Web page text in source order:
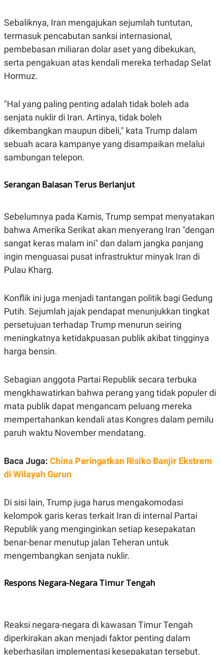
Sebaliknya, Iran mengajukan sejumlah tuntutan,
termasuk pencabutan sanksi internasional,
pembebasan miliaran dolar aset yang dibekukan,
serta pengakuan atas kendali mereka terhadap Selat
Hormuz.
"Hal yang paling penting adalah tidak boleh ada
senjata nuklir di Iran. Artinya, tidak boleh
dikembangkan maupun dibeli," kata Trump dalam
sebuah acara kampanye yang disampaikan melalui
sambungan telepon.
Serangan Balasan Terus Berlanjut
Sebelumnya pada Kamis, Trump sempat menyatakan
bahwa Amerika Serikat akan menyerang Iran "dengan
sangat keras malam ini" dan dalam jangka panjang
ingin menguasai pusat infrastruktur minyak Iran di
Pulau Kharg.
Konflik ini juga menjadi tantangan politik bagi Gedung
Putih. Sejumlah jajak pendapat menunjukkan tingkat
persetujuan terhadap Trump menurun seiring
meningkatnya ketidakpuasan publik akibat tingginya
harga bensin.
Sebagian anggota Partai Republik secara terbuka
mengkhawatirkan bahwa perang yang tidak populer di
mata publik dapat mengancam peluang mereka
mempertahankan kendali atas Kongres dalam pemilu
paruh waktu November mendatang.
Baca Juga: China Peringatkan Risiko Banjir Ekstrem
di Wilayah Gurun
Di sisi lain, Trump juga harus mengakomodasi
kelompok garis keras terkait Iran di internal Partai
Republik yang menginginkan setiap kesepakatan
benar-benar menutup jalan Teheran untuk
mengembangkan senjata nuklir.
Respons Negara-Negara Timur Tengah
Reaksi negara-negara di kawasan Timur Tengah
diperkirakan akan menjadi faktor penting dalam
keberhasilan implementasi kesepakatan tersebut.